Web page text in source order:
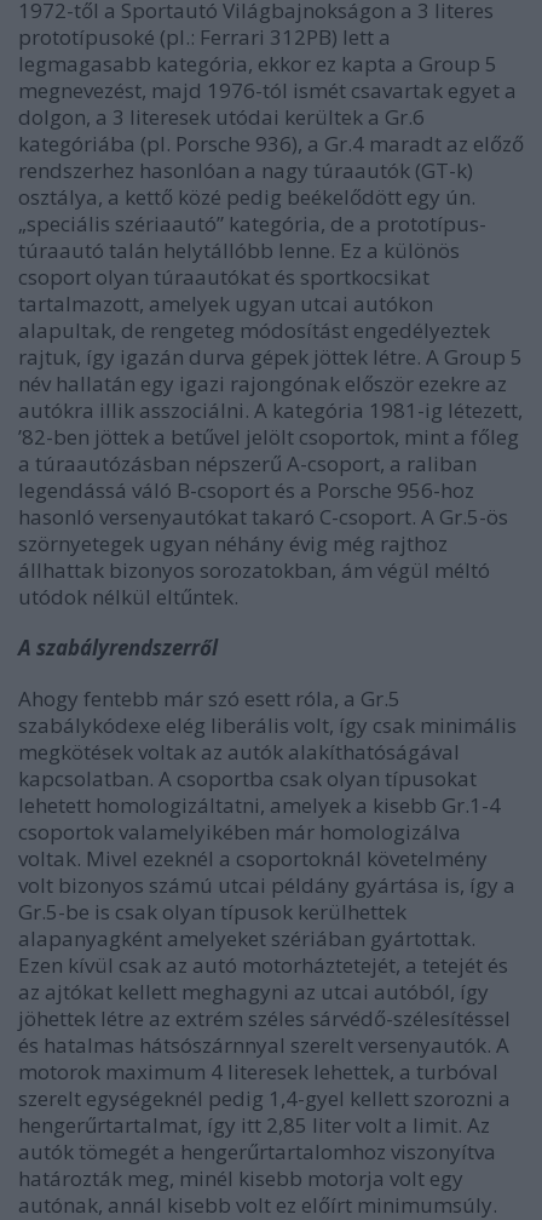
1972-től a Sportautó Világbajnokságon a 3 literes
prototípusoké (pl.: Ferrari 312PB) lett a
legmagasabb kategória, ekkor ez kapta a Group 5
megnevezést, majd 1976-tól ismét csavartak egyet a
dolgon, a 3 literesek utódai kerültek a Gr.6
kategóriába (pl. Porsche 936), a Gr.4 maradt az előző
rendszerhez hasonlóan a nagy túraautók (GT-k)
osztálya, a kettő közé pedig beékelődött egy ún.
„speciális szériaautó” kategória, de a prototípus-
túraautó talán helytállóbb lenne. Ez a különös
csoport olyan túraautókat és sportkocsikat
tartalmazott, amelyek ugyan utcai autókon
alapultak, de rengeteg módosítást engedélyeztek
rajtuk, így igazán durva gépek jöttek létre. A Group 5
név hallatán egy igazi rajongónak először ezekre az
autókra illik asszociálni. A kategória 1981-ig létezett,
’82-ben jöttek a betűvel jelölt csoportok, mint a főleg
a túraautózásban népszerű A-csoport, a raliban
legendássá váló B-csoport és a Porsche 956-hoz
hasonló versenyautókat takaró C-csoport. A Gr.5-ös
szörnyetegek ugyan néhány évig még rajthoz
állhattak bizonyos sorozatokban, ám végül méltó
utódok nélkül eltűntek.
A szabályrendszerről
Ahogy fentebb már szó esett róla, a Gr.5
szabálykódexe elég liberális volt, így csak minimális
megkötések voltak az autók alakíthatóságával
kapcsolatban. A csoportba csak olyan típusokat
lehetett homologizáltatni, amelyek a kisebb Gr.1-4
csoportok valamelyikében már homologizálva
voltak. Mivel ezeknél a csoportoknál követelmény
volt bizonyos számú utcai példány gyártása is, így a
Gr.5-be is csak olyan típusok kerülhettek
alapanyagként amelyeket szériában gyártottak.
Ezen kívül csak az autó motorháztetejét, a tetejét és
az ajtókat kellett meghagyni az utcai autóból, így
jöhettek létre az extrém széles sárvédő-szélesítéssel
és hatalmas hátsószárnnyal szerelt versenyautók. A
motorok maximum 4 literesek lehettek, a turbóval
szerelt egységeknél pedig 1,4-gyel kellett szorozni a
hengerűrtartalmat, így itt 2,85 liter volt a limit. Az
autók tömegét a hengerűrtartalomhoz viszonyítva
határozták meg, minél kisebb motorja volt egy
autónak, annál kisebb volt ez előírt minimumsúly.